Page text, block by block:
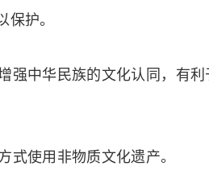
护。
强中华民族的文化认同，有利
使用非物质文化遗产。